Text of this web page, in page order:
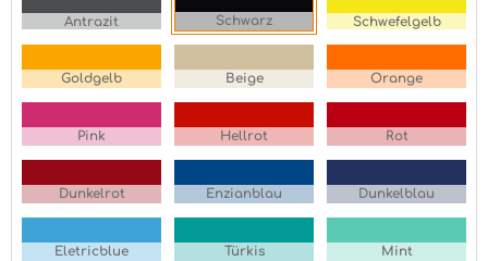
Antrazit Schwarz Schwefelgelb
Goldgelb Beige Orange
Pink Hellrot Rot
Dunkelrot Enzianblau Dunkelblau
Eletricblue Türkis Mint